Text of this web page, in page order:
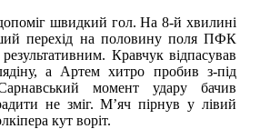
швидкий гол. На 8-й хвилині
перехід на половину поля ПФК
Кравчук відпасував
а Артем хитро пробив з-під
момент удару бачив
не зміг. М’яч пірнув у лівий
кут воріт.